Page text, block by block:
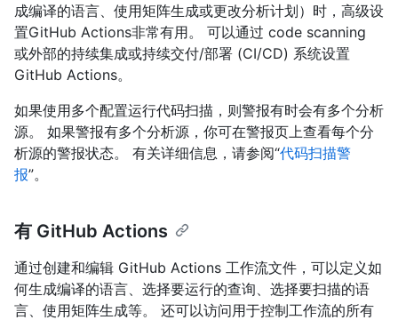
成编译的语言、使用矩阵生成或更改分析计划）时，高级设
置GitHub Actions非常有用。 可以通过 code scanning
或外部的持续集成或持续交付/部署 (CI/CD) 系统设置
GitHub Actions。
如果使用多个配置运行代码扫描，则警报有时会有多个分析
源。 如果警报有多个分析源，你可在警报页上查看每个分
析源的警报状态。 有关详细信息，请参阅“代码扫描警
报”。
有 GitHub Actions
通过创建和编辑 GitHub Actions 工作流文件，可以定义如
何生成编译的语言、选择要运行的查询、选择要扫描的语
言、使用矩阵生成等。 还可以访问用于控制工作流的所有